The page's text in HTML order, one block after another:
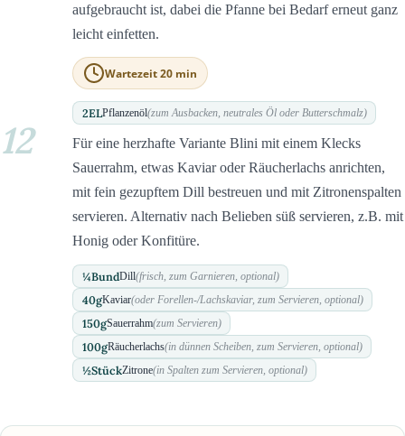
aufgebraucht ist, dabei die Pfanne bei Bedarf erneut ganz
leicht einfetten.
Wartezeit 20 min
2ELPflanzenöl(zum Ausbacken, neutrales Öl oder Butterschmalz)
12
Für eine herzhafte Variante Blini mit einem Klecks
Sauerrahm, etwas Kaviar oder Räucherlachs anrichten,
mit fein gezupftem Dill bestreuen und mit Zitronenspalten
servieren. Alternativ nach Belieben süß servieren, z.B. mit
Honig oder Konfitüre.
¼BundDill(frisch, zum Garnieren, optional)
40gKaviar(oder Forellen-/Lachskaviar, zum Servieren, optional)
150gSauerrahm(zum Servieren)
100gRäucherlachs(in dünnen Scheiben, zum Servieren, optional)
½StückZitrone(in Spalten zum Servieren, optional)